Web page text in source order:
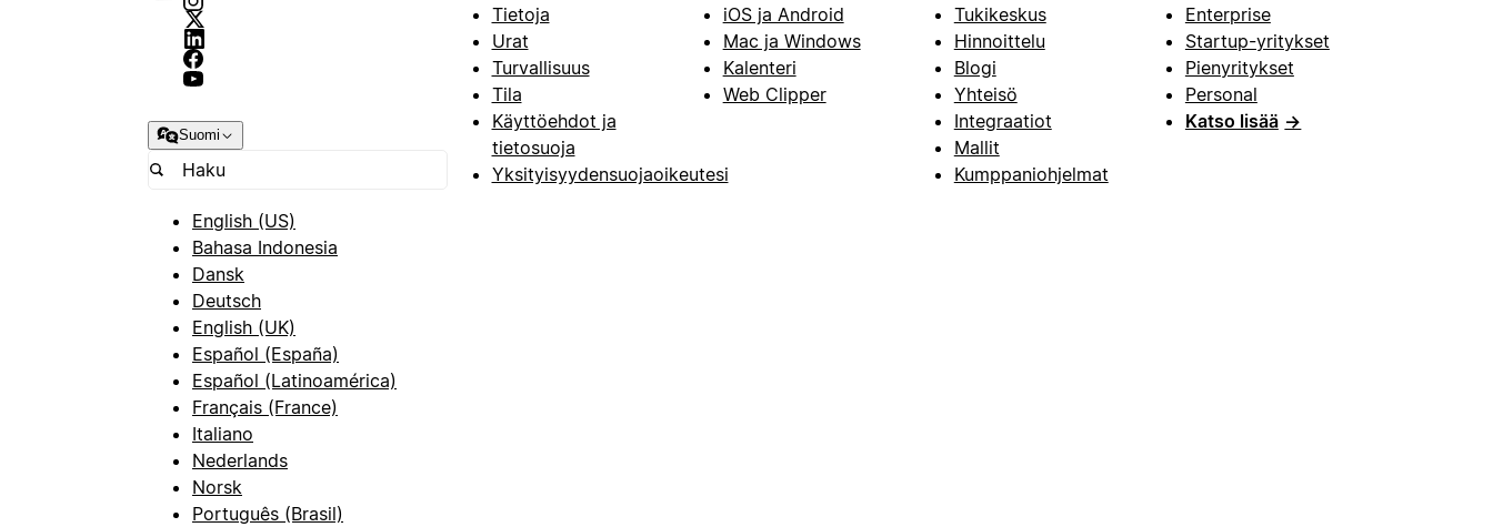
Suomi
English (US)
Bahasa Indonesia
Dansk
Deutsch
English (UK)
Español (España)
Español (Latinoamérica)
Français (France)
Italiano
Nederlands
Norsk
Português (Brasil)
Tietoja
Urat
Turvallisuus
Tila
Käyttöehdot ja
tietosuoja
Yksityisyydensuojaoikeutesi
iOS ja Android
Mac ja Windows
Kalenteri
Web Clipper
Tukikeskus
Hinnoittelu
Blogi
Yhteisö
Integraatiot
Mallit
Kumppaniohjelmat
Enterprise
Startup-yritykset
Pienyritykset
Personal
Katso lisää →